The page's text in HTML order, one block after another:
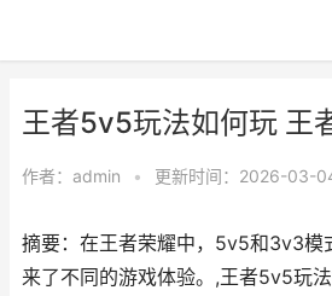
王者5v5玩法如何玩 王
作者： admin • 更新时间：2026-03-
摘要：在王者荣耀中，5v5和3v3模
来了不同的游戏体验。,王者5v5玩